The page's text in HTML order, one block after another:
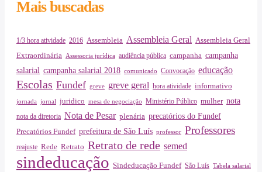
Mais buscadas
1/3 hora atividade 2016 Assembleia Assembleia Geral Assembleia Geral
Extraordinária
Assessoria jurídica audiência pública campanha campanha
salarial campanha salarial 2018 comunicado Convocação educação
Escolas Fundef greve greve geral hora atividade informativo
jornada jornal juridico mesa de negociação Ministério Público mulher nota
nota da diretoria Nota de Pesar plenária precatórios do Fundef
Precatórios Fundef prefeitura de São Luís professor Professores
reajuste Rede Retrato Retrato de rede semed
sindeducação Sindeducação Fundef São Luís Tabela salarial